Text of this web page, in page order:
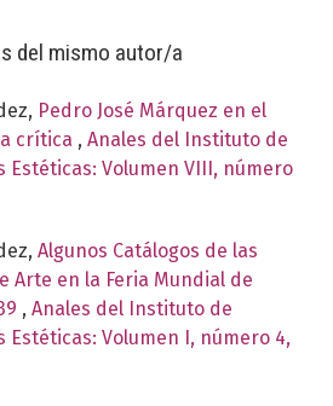
del mismo autor/a
Pedro José Márquez en el
crítica , Anales del Instituto de
Estéticas: Volumen VIII, número
Algunos Catálogos de las
Arte en la Feria Mundial de
, Anales del Instituto de
Estéticas: Volumen I, número 4,